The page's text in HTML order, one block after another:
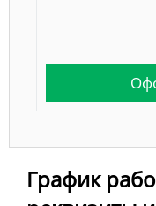
График